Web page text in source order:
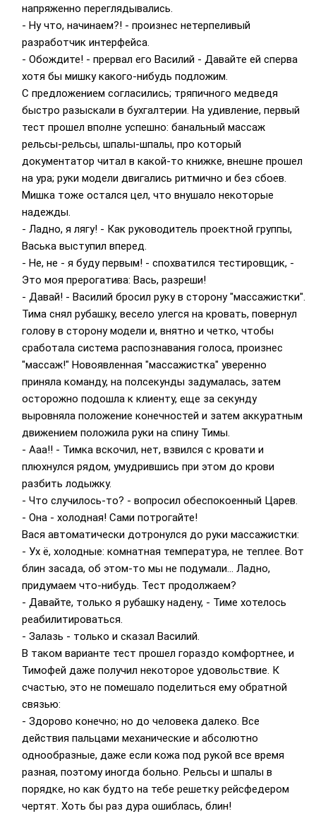
напряженно переглядывались.
- Ну что, начинаем?! - произнес нетерпеливый
разработчик интерфейса.
- Обождите! - прервал его Василий - Давайте ей сперва
хотя бы мишку какого-нибудь подложим.
С предложением согласились; тряпичного медведя
быстро разыскали в бухгалтерии. На удивление, первый
тест прошел вполне успешно: банальный массаж
рельсы-рельсы, шпалы-шпалы, про который
документатор читал в какой-то книжке, внешне прошел
на ура; руки модели двигались ритмично и без сбоев.
Мишка тоже остался цел, что внушало некоторые
надежды.
- Ладно, я лягу! - Как руководитель проектной группы,
Васька выступил вперед.
- Не, не - я буду первым! - спохватился тестировщик, -
Это моя прерогатива: Вась, разреши!
- Давай! - Василий бросил руку в сторону "массажистки".
Тима снял рубашку, весело улегся на кровать, повернул
голову в сторону модели и, внятно и четко, чтобы
сработала система распознавания голоса, произнес
"массаж!" Новоявленная "массажистка" уверенно
приняла команду, на полсекунды задумалась, затем
осторожно подошла к клиенту, еще за секунду
выровняла положение конечностей и затем аккуратным
движением положила руки на спину Тимы.
- Ааа!! - Тимка вскочил, нет, взвился с кровати и
плюхнулся рядом, умудрившись при этом до крови
разбить лодыжку.
- Что случилось-то? - вопросил обеспокоенный Царев.
- Она - холодная! Сами потрогайте!
Вася автоматически дотронулся до руки массажистки:
- Ух ё, холодные: комнатная температура, не теплее. Вот
блин засада, об этом-то мы не подумали... Ладно,
придумаем что-нибудь. Тест продолжаем?
- Давайте, только я рубашку надену, - Тиме хотелось
реабилитироваться.
- Залазь - только и сказал Василий.
В таком варианте тест прошел гораздо комфортнее, и
Тимофей даже получил некоторое удовольствие. К
счастью, это не помешало поделиться ему обратной
связью:
- Здорово конечно; но до человека далеко. Все
действия пальцами механические и абсолютно
однообразные, даже если кожа под рукой все время
разная, поэтому иногда больно. Рельсы и шпалы в
порядке, но как будто на тебе решетку рейсфедером
чертят. Хоть бы раз дура ошиблась, блин!